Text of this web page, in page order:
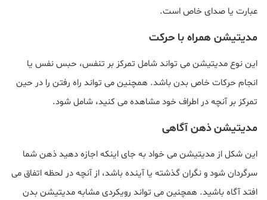
عبارت یا صدای خاص است.
مدیتیشن همراه با حرکت
این نوع مدیتیشن می تواند شامل تمرکز بر تنفس، حبس نفس یا
انجام حرکات خاص بدن باشد. همچنین می تواند راه رفتن را در حین
تمرکز بر آنچه در اطراف خود مشاهده می کنید، شامل شود.
مدیتیشن ذهن آگاهی
این شکل از مدیتیشن می خواد به جای اینکه اجازه دهید ذهن شما
سرگردان شود و نگران گذشته یا آینده باشد، از آنچه در لحظه اتفاق می
افتد آگاه باشید. همچنین می تواند رویکردی مشابه مدیتیشن بدن